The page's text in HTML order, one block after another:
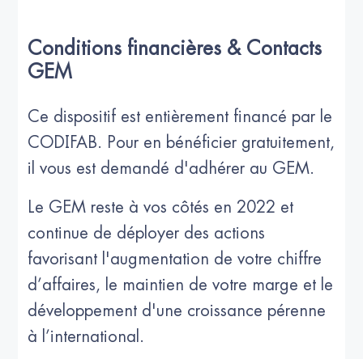
Conditions financières & Contacts
GEM
Ce dispositif est entièrement financé par le
CODIFAB. Pour en bénéficier gratuitement,
il vous est demandé d'adhérer au GEM.
Le GEM reste à vos côtés en 2022 et
continue de déployer des actions
favorisant l'augmentation de votre chiffre
d’affaires, le maintien de votre marge et le
développement d'une croissance pérenne
à l’international.